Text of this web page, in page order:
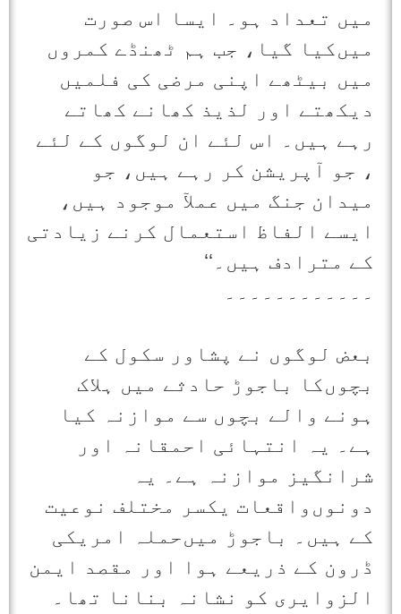
میں تعداد ہو۔ ایسا اس صورت
میں‌کیا گیا، جب ہم ٹھنڈے کمروں
میں بیٹھے اپنی مرضی کی فلمیں
دیکھتے اور لذیذ کھانے کھاتے
رہے ہیں۔ اس لئے ان لوگوں کے لئے
، جو آپریشن کر رہے ہیں، جو
میدان جنگ میں عملآ موجود ہیں،
ایسے الفاظ استعمال کرنے زیادتی
کے مترادف ہیں۔‘‘
۔۔۔۔۔۔۔۔۔۔۔۔
بعض لوگوں نے پشاور سکول کے
بچوں‌کا باجوڑ حادثے میں ہلاک
ہونے والے بچوں سے موازنہ کیا
ہے۔ یہ انتہائی احمقانہ اور
شرانگیز موازنہ ہے۔ یہ
دونوں‌واقعات یکسر مختلف نوعیت
کے ہیں۔ باجوڑ میں‌حملہ امریکی
ڈرون کے ذریعے ہوا اور مقصد ایمن
الزوایری کو نشانہ بنانا تھا۔